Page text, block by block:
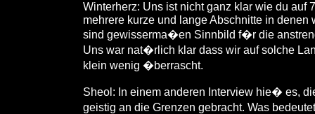
Winterherz: Uns ist nicht ganz klar wie du
mehrere kurze und lange Abschnitte in
sind gewisserma�en Sinnbild f�r die
Uns war nat�rlich klar dass wir auf solche
klein wenig �berrascht.
Sheol: In einem anderen Interview hie� es,
geistig an die Grenzen gebracht. Was